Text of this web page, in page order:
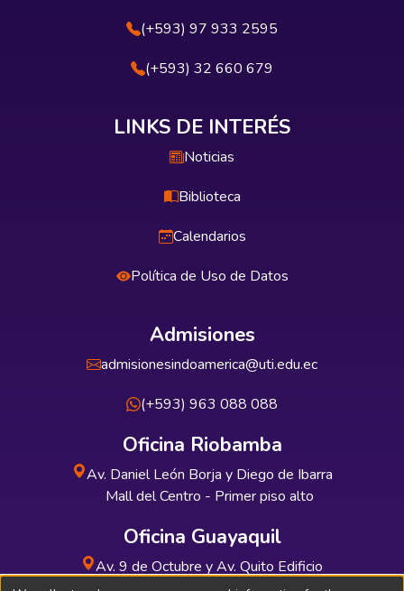
(+593) 97 933 2595
(+593) 32 660 679
LINKS DE INTERÉS
Noticias
Biblioteca
Calendarios
Política de Uso de Datos
Admisiones
admisionesindoamerica@uti.edu.ec
(+593) 963 088 088
Oficina Riobamba
Av. Daniel León Borja y Diego de Ibarra
Mall del Centro - Primer piso alto
Oficina Guayaquil
Av. 9 de Octubre y Av. Quito Edificio